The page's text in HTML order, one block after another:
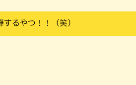
るやつ！！（笑）